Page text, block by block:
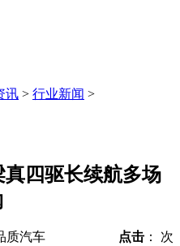
讯 > 行业新闻 >
四驱长续航多场
质汽车 点击 ：
次